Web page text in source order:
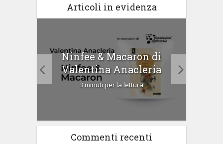
Articoli in evidenza
Ninfee & Macaron di
Valentina Anacleria
3 minuti per la lettura
Commenti recenti